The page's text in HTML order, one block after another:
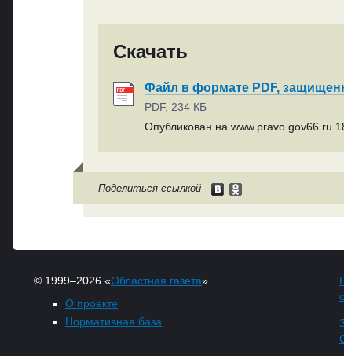
Скачать
Файл в формате PDF,
PDF, 234 КБ
Опубликован на www.pravo.gov66.ru
Поделиться ссылкой
© 1999–2026 «Областная газета»
О проекте
Нормативная база